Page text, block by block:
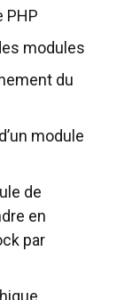
PHP
modules
du
module
de
en
par